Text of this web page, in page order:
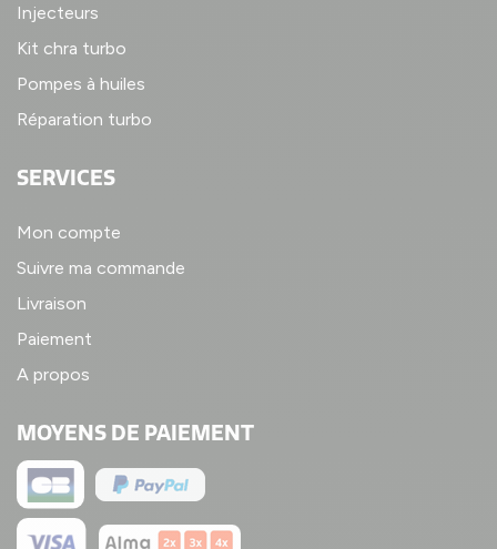
Injecteurs
Kit chra turbo
Pompes à huiles
Réparation turbo
SERVICES
Mon compte
Suivre ma commande
Livraison
Paiement
A propos
MOYENS DE PAIEMENT